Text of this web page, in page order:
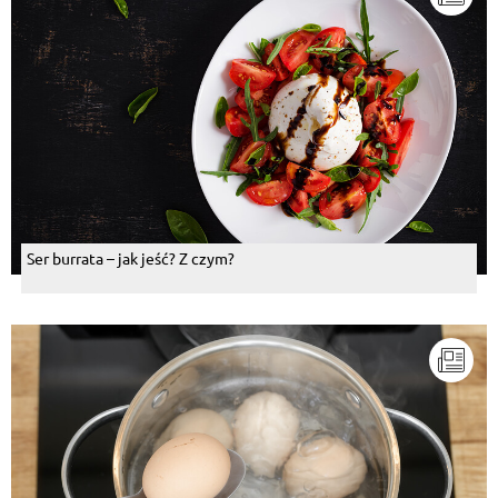
Ser burrata – jak jeść? Z czym?